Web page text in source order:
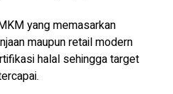
yang memasarkan
maupun retail modern
halal sehingga target